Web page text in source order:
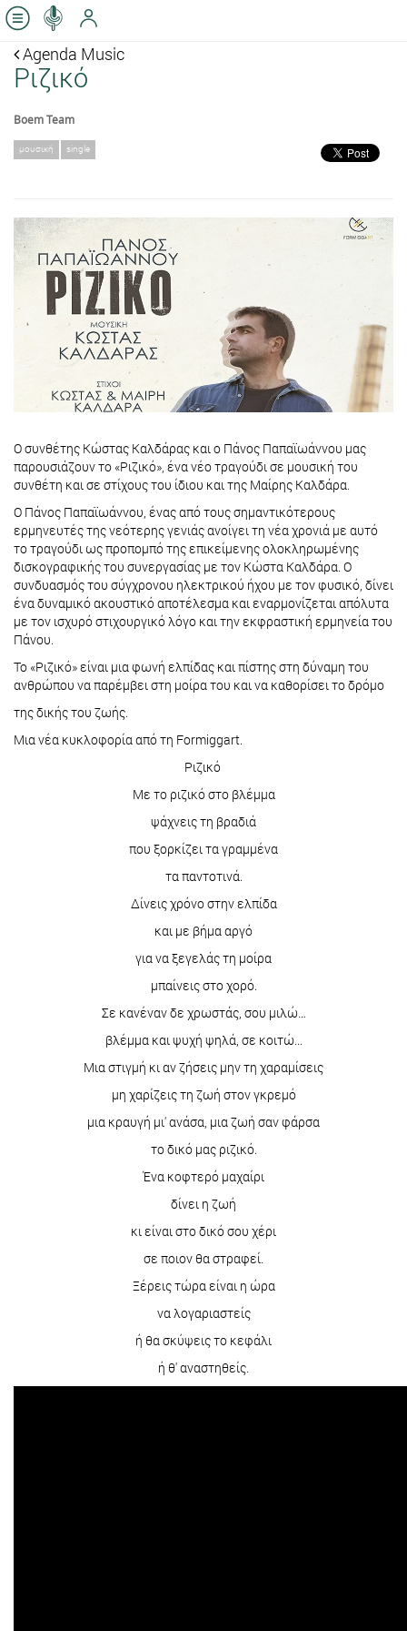
Agenda Music
Ριζικό
Boem Team
μουσική single
O συνθέτης Κώστας Καλδάρας και ο Πάνος Παπαϊωάννου μας
παρουσιάζουν το «Ριζικό», ένα νέο τραγούδι σε μουσική του
συνθέτη και σε στίχους του ίδιου και της Μαίρης Καλδάρα.
O Πάνος Παπαϊωάννου, ένας από τους σημαντικότερους
ερμηνευτές της νεότερης γενιάς ανοίγει τη νέα χρονιά με αυτό
το τραγούδι ως προπομπό της επικείμενης ολοκληρωμένης
δισκογραφικής του συνεργασίας με τον Κώστα Καλδάρα. Ο
συνδυασμός του σύγχρονου ηλεκτρικού ήχου με τον φυσικό, δίνει
ένα δυναμικό ακουστικό αποτέλεσμα και εναρμονίζεται απόλυτα
με τον ισχυρό στιχουργικό λόγο και την εκφραστική ερμηνεία του
Πάνου.
Το «Ριζικό» είναι μια φωνή ελπίδας και πίστης στη δύναμη του
ανθρώπου να παρέμβει στη μοίρα του και να καθορίσει το δρόμο
της δικής του ζωής.
Μια νέα κυκλοφορία από τη Formiggart.
Ριζικό
Με το ριζικό στο βλέμμα
ψάχνεις τη βραδιά
που ξορκίζει τα γραμμένα
τα παντοτινά.
Δίνεις χρόνο στην ελπίδα
και με βήμα αργό
για να ξεγελάς τη μοίρα
μπαίνεις στο χορό.
Σε κανέναν δε χρωστάς, σου μιλώ…
βλέμμα και ψυχή ψηλά, σε κοιτώ...
Μια στιγμή κι αν ζήσεις μην τη χαραμίσεις
μη χαρίζεις τη ζωή στον γκρεμό
μια κραυγή μι' ανάσα, μια ζωή σαν φάρσα
το δικό μας ριζικό.
Ένα κοφτερό μαχαίρι
δίνει η ζωή
κι είναι στο δικό σου χέρι
σε ποιον θα στραφεί.
Ξέρεις τώρα είναι η ώρα
να λογαριαστείς
ή θα σκύψεις το κεφάλι
ή θ' αναστηθείς.